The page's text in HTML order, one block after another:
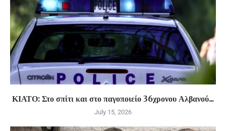
ΚΙΑΤΟ: Στο σπίτι και στο παγοποιείο 36χρονου Αλβανού...
July 15, 2026